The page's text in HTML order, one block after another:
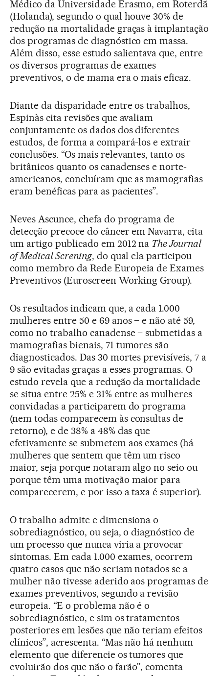
Médico da Universidade Erasmo, em Roterdã
(Holanda), segundo o qual houve 30% de
redução na mortalidade graças à implantação
dos programas de diagnóstico em massa.
Além disso, esse estudo salientava que, entre
os diversos programas de exames
preventivos, o de mama era o mais eficaz.
Diante da disparidade entre os trabalhos,
Espinàs cita revisões que avaliam
conjuntamente os dados dos diferentes
estudos, de forma a compará-los e extrair
conclusões. “Os mais relevantes, tanto os
britânicos quanto os canadenses e norte-
americanos, concluíram que as mamografias
eram benéficas para as pacientes”.
Neves Ascunce, chefa do programa de
detecção precoce do câncer em Navarra, cita
um artigo publicado em 2012 na The Journal
of Medical Screning, do qual ela participou
como membro da Rede Europeia de Exames
Preventivos (Euroscreen Working Group).
Os resultados indicam que, a cada 1.000
mulheres entre 50 e 69 anos – e não até 59,
como no trabalho canadense – submetidas a
mamografias bienais, 71 tumores são
diagnosticados. Das 30 mortes previsíveis, 7 a
9 são evitadas graças a esses programas. O
estudo revela que a redução da mortalidade
se situa entre 25% e 31% entre as mulheres
convidadas a participarem do programa
(nem todas comparecem às consultas de
retorno), e de 38% a 48% das que
efetivamente se submetem aos exames (há
mulheres que sentem que têm um risco
maior, seja porque notaram algo no seio ou
porque têm uma motivação maior para
comparecerem, e por isso a taxa é superior).
O trabalho admite e dimensiona o
sobrediagnóstico, ou seja, o diagnóstico de
um processo que nunca viria a provocar
sintomas. Em cada 1.000 exames, ocorrem
quatro casos que não seriam notados se a
mulher não tivesse aderido aos programas de
exames preventivos, segundo a revisão
europeia. “E o problema não é o
sobrediagnóstico, e sim os tratamentos
posteriores em lesões que não teriam efeitos
clínicos”, acrescenta. “Mas não há nenhum
elemento que diferencie os tumores que
evoluirão dos que não o farão”, comenta